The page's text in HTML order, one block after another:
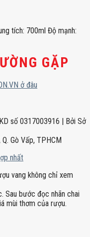
tích: 700ml Độ mạnh:
GẶP
ở đâu
số 0317003916 | Bởi Sở
Gò Vấp, TPHCM
nhất
vang không chỉ xem
Sau bước đọc nhãn chai
mùi thơm của rượu.